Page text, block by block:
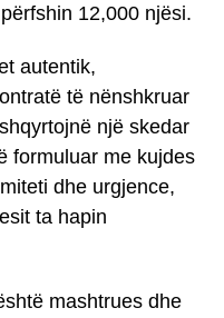
12,000 njësi.
autentik,
të nënshkruar
një skedar
formuluar me kujdes
dhe urgjence,
ta hapin
mashtrues dhe